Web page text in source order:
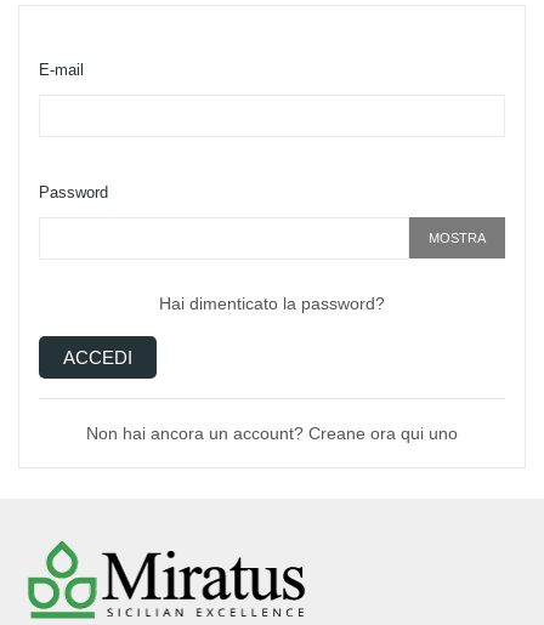
E-mail
Password
MOSTRA
Hai dimenticato la password?
ACCEDI
Non hai ancora un account? Creane ora qui uno